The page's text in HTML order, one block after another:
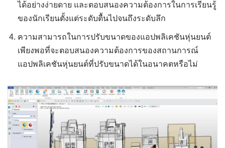
ได้อย่างง่ายดาย และตอบสนองความต้องการในการเรียนรู้
ของนักเรียนตั้งแต่ระดับตื้นไปจนถึงระดับลึก
ความสามารถในการปรับขนาดของแอปพลิเคชันหุ่นยนต์
เพียงพอที่จะตอบสนองความต้องการของสถานการณ์
แอปพลิเคชันหุ่นยนต์ที่ปรับขนาดได้ในอนาคตหรือไม่